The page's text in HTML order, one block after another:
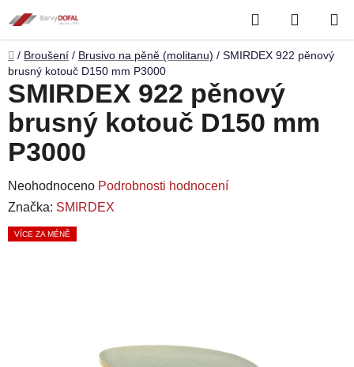
na
obsah
Hledat
KOŠÍK
Domů
/ Broušení / Brusivo na pěně (molitanu) / SMIRDEX 922 pěnový
brusný kotouč D150 mm P3000
SMIRDEX 922 pěnový
brusný kotouč D150 mm
P3000
Průměrné
hodnocení
produktu
Neohodnoceno Podrobnosti hodnocení
Značka: SMIRDEX
VÍCE ZA MÉNĚ